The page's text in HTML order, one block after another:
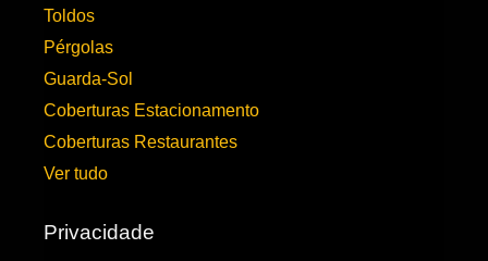
Toldos
Pérgolas
Guarda-Sol
Coberturas Estacionamento
Coberturas Restaurantes
Ver tudo
Privacidade